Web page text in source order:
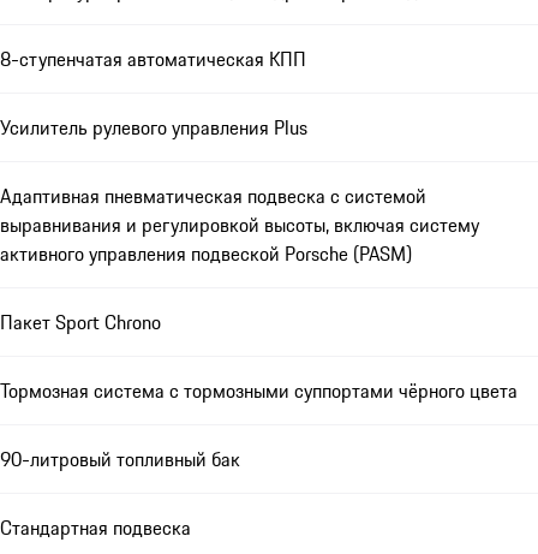
8-ступенчатая автоматическая КПП
Усилитель рулевого управления Plus
Адаптивная пневматическая подвеска с системой
выравнивания и регулировкой высоты, включая систему
активного управления подвеской Porsche (PASM)
Пакет Sport Chrono
Тормозная система с тормозными суппортами чёрного цвета
90-литровый топливный бак
Стандартная подвеска